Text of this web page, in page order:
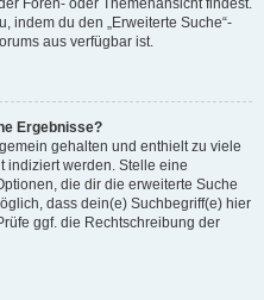
Foren- oder Themenansicht findest.
indem du den „Erweiterte Suche“-
aus verfügbar ist.
Ergebnisse?
gehalten und enthielt zu viele
indiziert werden. Stelle eine
die dir die erweiterte Suche
dass dein(e) Suchbegriff(e) hier
ggf. die Rechtschreibung der